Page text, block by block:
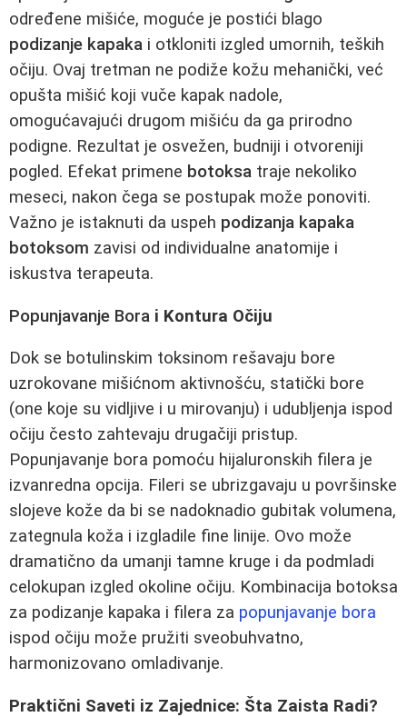
određene mišiće, moguće je postići blago
podizanje kapaka i otkloniti izgled umornih, teških
očiju. Ovaj tretman ne podiže kožu mehanički, već
opušta mišić koji vuče kapak nadole,
omogućavajući drugom mišiću da ga prirodno
podigne. Rezultat je osvežen, budniji i otvoreniji
pogled. Efekat primene botoksa traje nekoliko
meseci, nakon čega se postupak može ponoviti.
Važno je istaknuti da uspeh podizanja kapaka
botoksom zavisi od individualne anatomije i
iskustva terapeuta.
Popunjavanje Bora i Kontura Očiju
Dok se botulinskim toksinom rešavaju bore
uzrokovane mišićnom aktivnošću, statički bore
(one koje su vidljive i u mirovanju) i udubljenja ispod
očiju često zahtevaju drugačiji pristup.
Popunjavanje bora pomoću hijaluronskih filera je
izvanredna opcija. Fileri se ubrizgavaju u površinske
slojeve kože da bi se nadoknadio gubitak volumena,
zategnula koža i izgladile fine linije. Ovo može
dramatično da umanji tamne kruge i da podmladi
celokupan izgled okoline očiju. Kombinacija botoksa
za podizanje kapaka i filera za popunjavanje bora
ispod očiju može pružiti sveobuhvatno,
harmonizovano omladivanje.
Praktični Saveti iz Zajednice: Šta Zaista Radi?